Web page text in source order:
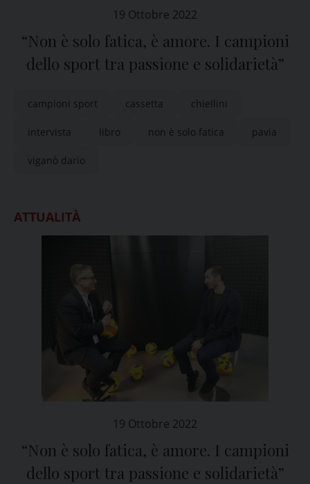
19 Ottobre 2022
“Non è solo fatica, è amore. I campioni
dello sport tra passione e solidarietà”
campioni sport cassetta chiellini
intervista libro non è solo fatica pavia
viganò dario
ATTUALITÀ
19 Ottobre 2022
“Non è solo fatica, è amore. I campioni
dello sport tra passione e solidarietà”